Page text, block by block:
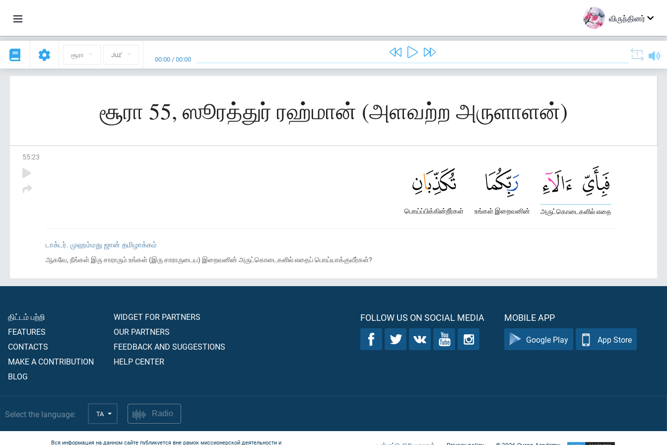
விருந்தினர்
சூரா Juz' 00:00 /00:00
சூரா 55, ஸூரத்துர் ரஹ்மான் (அளவற்ற அருளாளன்)
55:23
அருட்கொடைகளில் எதை
உங்கள் இறைவனின்
பொய்ப்பிக்கின்றீர்கள்
டாக்டர். முஹம்மது ஜான் தமிழாக்கம்
ஆகவே, நீங்கள் இரு சாராரும் உங்கள் (இரு சாராருடைய) இறைவனின் அருட்கொடைகளில் எதைப் பொய்யாக்குவீர்கள்?
திட்டம் பற்றி
FEATURES
CONTACTS
MAKE A CONTRIBUTION
BLOG
WIDGET FOR PARTNERS
OUR PARTNERS
FEEDBACK AND SUGGESTIONS
HELP CENTER
FOLLOW US ON SOCIAL MEDIA MOBILE APP
Google Play App Store
Select the language: TA Radio
Вся информация на данном сайте публикуется вне рамок миссионерской деятельности и